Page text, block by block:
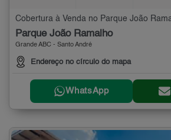
Parque João Ramalho
Grande ABC - Santo André
Endereço no círculo do mapa
WhatsApp